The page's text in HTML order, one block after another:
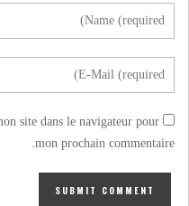
site dans le navigateur pour
mon prochain commentaire.